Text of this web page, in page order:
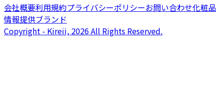
会社概要利用規約プライバシーポリシーお問い合わせ化粧品
情報提供ブランド
Copyright - Kireii, 2026 All Rights Reserved.